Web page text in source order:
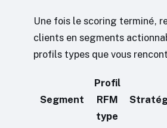
Une fois le scoring terminé,
clients en segments
profils types que vous
Segment
Profil
RFM
type